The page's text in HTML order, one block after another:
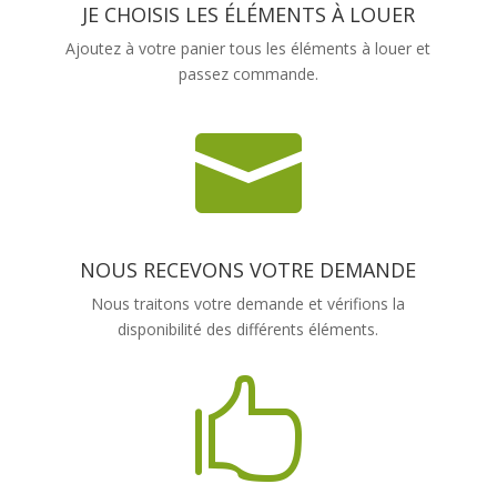
JE CHOISIS LES ÉLÉMENTS À LOUER
Ajoutez à votre panier tous les éléments à louer et
passez commande.

NOUS RECEVONS VOTRE DEMANDE
Nous traitons votre demande et vérifions la
disponibilité des différents éléments.
